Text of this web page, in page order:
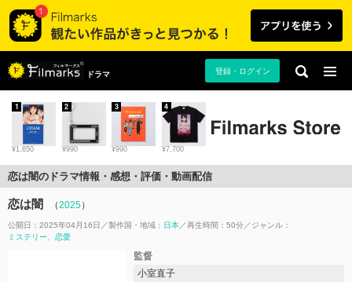
ドラマ 登録・ログイン
¥1,650
1
¥990
2
¥990
3
¥7,700
4
恋は闇のドラマ情報・感想・評価・動画配信
恋は闇 （2025）
公開日：2025年04月16日 製作国・地域： 日本 再生時間：50分
ジャンル：
ミステリー
恋愛
監督
小室直子